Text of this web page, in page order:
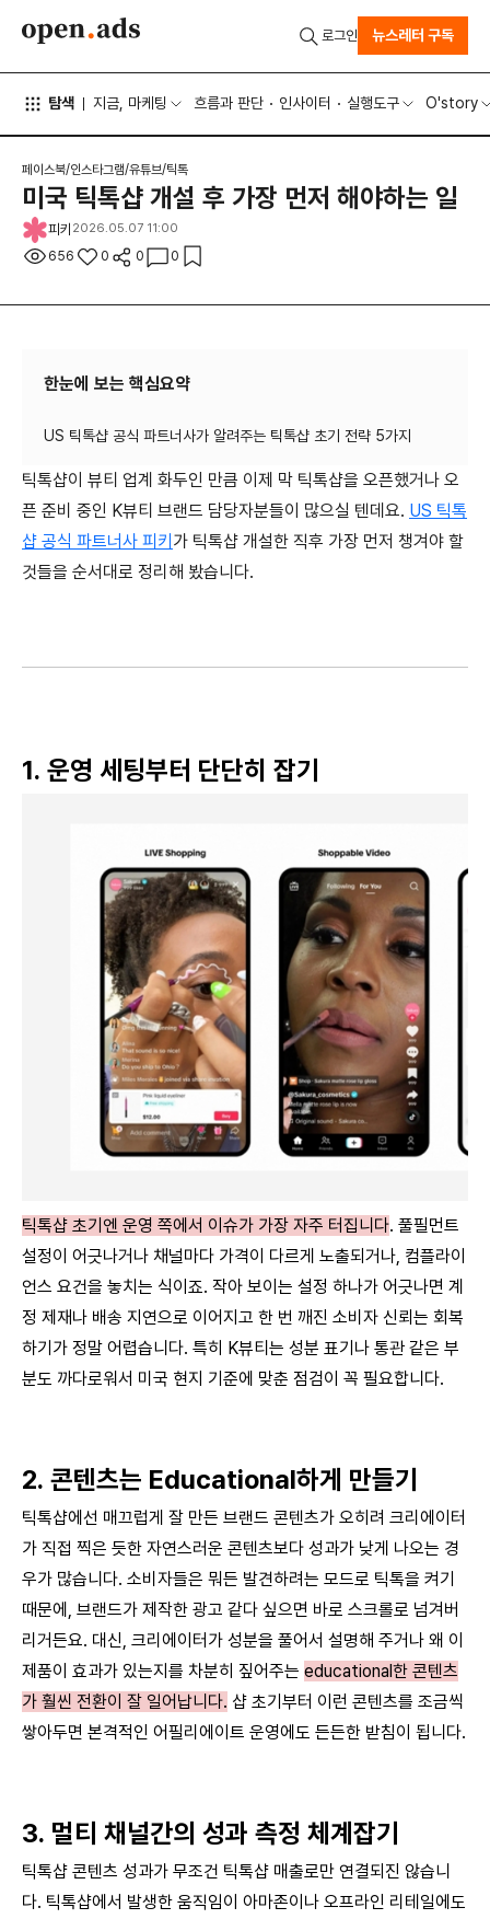
탐색 지금, 마케팅 흐름과 판단 인사이터 실행도구 O'story
로그인 뉴스레터 구독
페이스북/인스타그램/유튜브/틱톡
미국 틱톡샵 개설 후 가장 먼저 해야하는 일
피키 2026.05.07 11:00
656 0 0 0
한눈에 보는 핵심요약
틱톡샵이 뷰티 업계 화두인 만큼 이제 막 틱톡샵을 오픈했거나 오
픈 준비 중인 K뷰티 브랜드 담당자분들이 많으실 텐데요. US 틱톡
샵 공식 파트너사 피키가 틱톡샵 개설한 직후 가장 먼저 챙겨야 할
것들을 순서대로 정리해 봤습니다.
1. 운영 세팅부터 단단히 잡기
틱톡샵 초기엔 운영 쪽에서 이슈가 가장 자주 터집니다. 풀필먼트
설정이 어긋나거나 채널마다 가격이 다르게 노출되거나, 컴플라이
언스 요건을 놓치는 식이죠. 작아 보이는 설정 하나가 어긋나면 계
정 제재나 배송 지연으로 이어지고 한 번 깨진 소비자 신뢰는 회복
하기가 정말 어렵습니다. 특히 K뷰티는 성분 표기나 통관 같은 부
분도 까다로워서 미국 현지 기준에 맞춘 점검이 꼭 필요합니다.
2. 콘텐츠는 Educational하게 만들기
틱톡샵에선 매끄럽게 잘 만든 브랜드 콘텐츠가 오히려 크리에이터
가 직접 찍은 듯한 자연스러운 콘텐츠보다 성과가 낮게 나오는 경
우가 많습니다. 소비자들은 뭐든 발견하려는 모드로 틱톡을 켜기
때문에, 브랜드가 제작한 광고 같다 싶으면 바로 스크롤로 넘겨버
리거든요. 대신, 크리에이터가 성분을 풀어서 설명해 주거나 왜 이
제품이 효과가 있는지를 차분히 짚어주는 educational한 콘텐츠
가 훨씬 전환이 잘 일어납니다. 샵 초기부터 이런 콘텐츠를 조금씩
쌓아두면 본격적인 어필리에이트 운영에도 든든한 받침이 됩니다.
3. 멀티 채널간의 성과 측정 체계잡기
틱톡샵 콘텐츠 성과가 무조건 틱톡샵 매출로만 연결되진 않습니
다. 틱톡샵에서 발생한 움직임이 아마존이나 오프라인 리테일에도